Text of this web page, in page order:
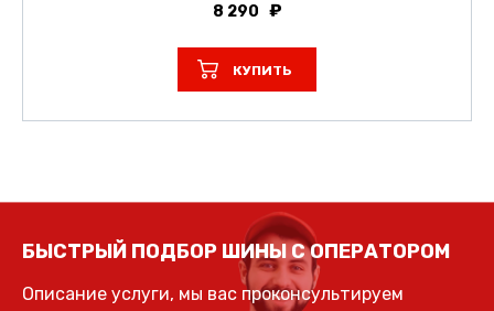
8 290
КУПИТЬ
БЫСТРЫЙ ПОДБОР ШИНЫ С ОПЕРАТОРОМ
Описание услуги, мы вас проконсультируем